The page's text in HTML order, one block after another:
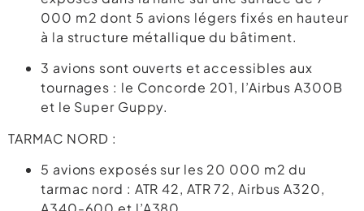
000 m2 dont 5 avions légers fixés en hauteur
à la structure métallique du bâtiment.
3 avions sont ouverts et accessibles aux
tournages : le Concorde 201, l’Airbus A300B
et le Super Guppy.
TARMAC NORD :
5 avions exposés sur les 20 000 m2 du
tarmac nord : ATR 42, ATR 72, Airbus A320,